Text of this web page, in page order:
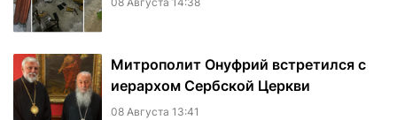
Митрополит Онуфрий встретился с
иерархом Сербской Церкви
08 Августа 13:41